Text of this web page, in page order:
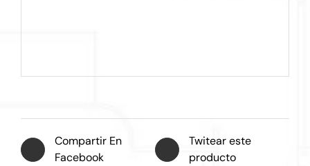
Compartir En
Facebook
Twitear este
producto